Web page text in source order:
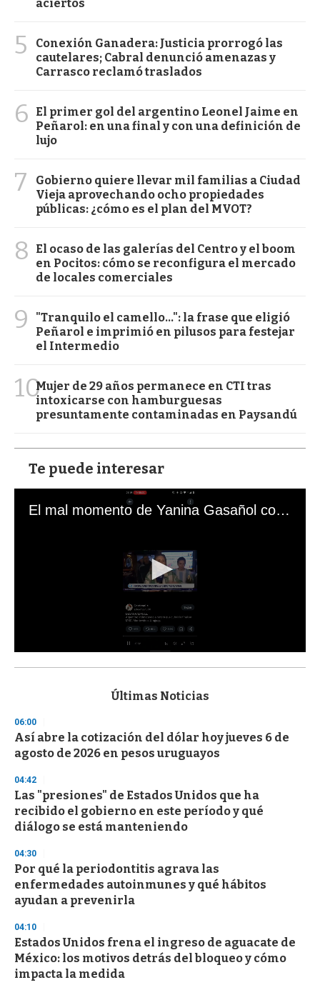
aciertos
5
Conexión Ganadera: Justicia prorrogó las
cautelares; Cabral denunció amenazas y
Carrasco reclamó traslados
6
El primer gol del argentino Leonel Jaime en
Peñarol: en una final y con una definición de
lujo
7
Gobierno quiere llevar mil familias a Ciudad
Vieja aprovechando ocho propiedades
públicas: ¿cómo es el plan del MVOT?
8
El ocaso de las galerías del Centro y el boom
en Pocitos: cómo se reconfigura el mercado
de locales comerciales
9
"Tranquilo el camello...": la frase que eligió
Peñarol e imprimió en pilusos para festejar
el Intermedio
10Mujer de 29 años permanece en CTI tras
intoxicarse con hamburguesas
presuntamente contaminadas en Paysandú
Te puede interesar
El mal momento de Yanina Gasañol con un hincha argentino en "Subrayado"
s
d
s
o
f
3
s
c
o
d
s
Últimas Noticias
06:00
Así abre la cotización del dólar hoy jueves 6 de
agosto de 2026 en pesos uruguayos
04:42
Las "presiones" de Estados Unidos que ha
recibido el gobierno en este período y qué
diálogo se está manteniendo
04:30
Por qué la periodontitis agrava las
enfermedades autoinmunes y qué hábitos
ayudan a prevenirla
04:10
Estados Unidos frena el ingreso de aguacate de
México: los motivos detrás del bloqueo y cómo
impacta la medida